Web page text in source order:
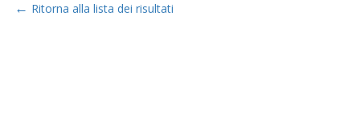
← Ritorna alla lista dei risultati